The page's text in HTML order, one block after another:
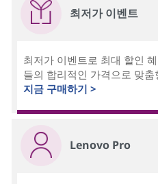
최저가 이벤트
최저가 이벤트로 최대 할인
들의 합리적인 가격으로 맞
지금 구매하기 >
Lenovo Pro